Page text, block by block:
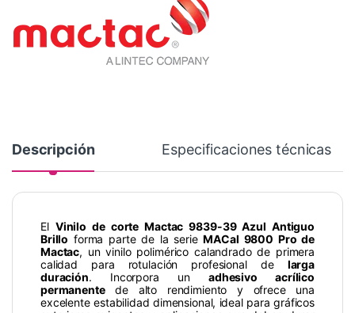
Descripción Especificaciones técnicas
El Vinilo de corte Mactac 9839-39 Azul Antiguo
Brillo forma parte de la serieMACal 9800 Pro de
Mactac, un vinilo polimérico calandrado de primera
calidad para rotulación profesional de larga
duración. Incorpora un adhesivo acrílico
permanentede alto rendimiento y ofrece una
excelente estabilidad dimensional, ideal para gráficos